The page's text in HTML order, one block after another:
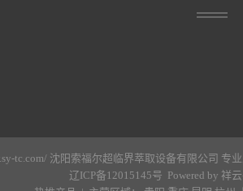
tc.com/ 沈阳索福尔超临界萃取设备有限公司 专
辽ICP备12015145号 Powered by 祥